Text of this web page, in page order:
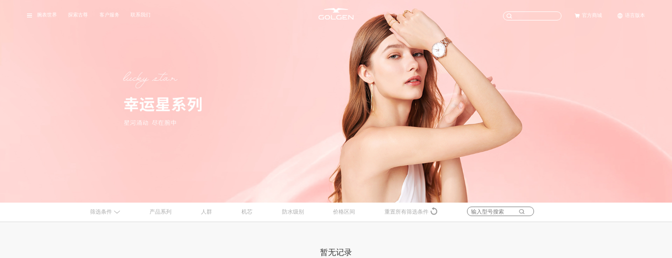
腕表世界
经典腕表
探索古尊
明星合作 海洋科考
客户服务 联系我们
官方商城
语言版本
筛选条件 产品系列 人群 机芯 防水级别 价格区间 重置所有筛选条件
暂无记录